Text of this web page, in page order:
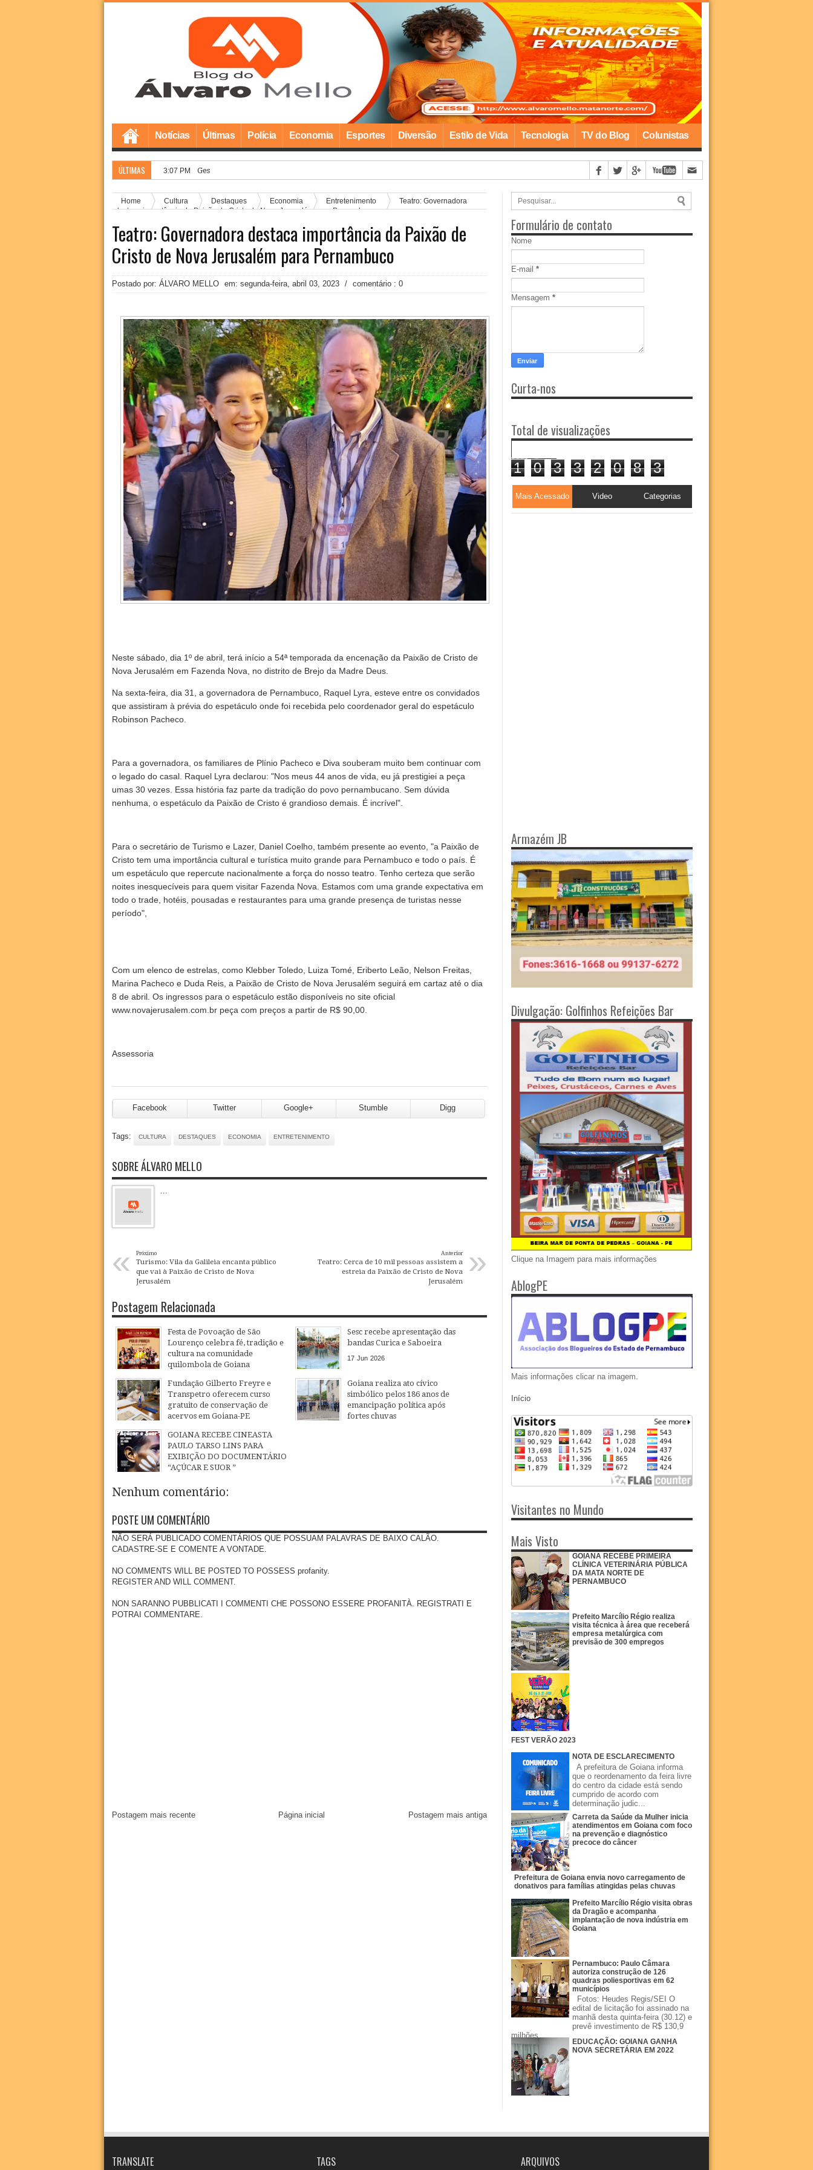
Notícias Últimas Polícia Economia Esportes Diversão Estilo de Vida Tecnologia TV do Blog Colunistas
ÚLTIMAS 3:07 PM Gestão Marcílio inicia construção de nova es
Home Cultura Destaques Economia Entretenimento
Teatro: Governadora
destaca importância da Paixão de Cristo de Nova Jerusalém para Pernambuco
Teatro: Governadora destaca importância da Paixão de
Cristo de Nova Jerusalém para Pernambuco
Postado por: ÁLVARO MELLO em: segunda-feira, abril 03, 2023 / comentário : 0
Neste sábado, dia 1º de abril, terá início a 54ª temporada da encenação da Paixão de Cristo de
Nova Jerusalém em Fazenda Nova, no distrito de Brejo da Madre Deus.
Na sexta-feira, dia 31, a governadora de Pernambuco, Raquel Lyra, esteve entre os convidados
que assistiram à prévia do espetáculo onde foi recebida pelo coordenador geral do espetáculo
Robinson Pacheco.
Para a governadora, os familiares de Plínio Pacheco e Diva souberam muito bem continuar com
o legado do casal. Raquel Lyra declarou: "Nos meus 44 anos de vida, eu já prestigiei a peça
umas 30 vezes. Essa história faz parte da tradição do povo pernambucano. Sem dúvida
nenhuma, o espetáculo da Paixão de Cristo é grandioso demais. É incrível".
Para o secretário de Turismo e Lazer, Daniel Coelho, também presente ao evento, "a Paixão de
Cristo tem uma importância cultural e turística muito grande para Pernambuco e todo o país. É
um espetáculo que repercute nacionalmente a força do nosso teatro. Tenho certeza que serão
noites inesquecíveis para quem visitar Fazenda Nova. Estamos com uma grande expectativa em
todo o trade, hotéis, pousadas e restaurantes para uma grande presença de turistas nesse
período",
Com um elenco de estrelas, como Klebber Toledo, Luiza Tomé, Eriberto Leão, Nelson Freitas,
Marina Pacheco e Duda Reis, a Paixão de Cristo de Nova Jerusalém seguirá em cartaz até o dia
8 de abril. Os ingressos para o espetáculo estão disponíveis no site oficial
www.novajerusalem.com.br peça com preços a partir de R$ 90,00.
Assessoria
Facebook Twitter Google+ Stumble Digg
Tags: CULTURA DESTAQUES ECONOMIA ENTRETENIMENTO
SOBRE ÁLVARO MELLO
...
« Próximo
Turismo: Vila da Galileia encanta público
que vai à Paixão de Cristo de Nova
Jerusalém
»
Anterior
Teatro: Cerca de 10 mil pessoas assistem a
estreia da Paixão de Cristo de Nova
Jerusalém
Postagem Relacionada
Festa de Povoação de São
Lourenço celebra fé, tradição e
cultura na comunidade
quilombola de Goiana
07 Aug 2026
Sesc recebe apresentação das
bandas Curica e Saboeira
17 Jun 2026
Fundação Gilberto Freyre e
Transpetro oferecem curso
gratuito de conservação de
acervos em Goiana-PE
15 Jun 2026
Goiana realiza ato cívico
simbólico pelos 186 anos de
emancipação política após
fortes chuvas
GOIANA RECEBE CINEASTA
PAULO TARSO LINS PARA
EXIBIÇÃO DO DOCUMENTÁRIO
“AÇÚCAR E SUOR ”
Nenhum comentário:
POSTE UM COMENTÁRIO
NÃO SERÁ PUBLICADO COMENTÁRIOS QUE POSSUAM PALAVRAS DE BAIXO CALÃO.
CADASTRE-SE E COMENTE A VONTADE.
NO COMMENTS WILL BE POSTED TO POSSESS profanity.
REGISTER AND WILL COMMENT.
NON SARANNO PUBBLICATI I COMMENTI CHE POSSONO ESSERE PROFANITÀ. REGISTRATI E
POTRAI COMMENTARE.
Postagem mais recente Postagem mais antiga
Página inicial
Formulário de contato
Nome
E-mail *
Mensagem *
Curta-nos
Total de visualizações
1 0 3 3 2 0 8 3
Mais Acessado Video Categorias
Armazém JB
Divulgação: Golfinhos Refeições Bar
Clique na Imagem para mais informações
AblogPE
Mais informações clicar na imagem.
Início
Visitantes no Mundo
Mais Visto
GOIANA RECEBE PRIMEIRA
CLÍNICA VETERINÁRIA PÚBLICA
DA MATA NORTE DE
PERNAMBUCO
Prefeito Marcílio Régio realiza
visita técnica à área que receberá
empresa metalúrgica com
previsão de 300 empregos
FEST VERÃO 2023
NOTA DE ESCLARECIMENTO
A prefeitura de Goiana informa
que o reordenamento da feira livre
do centro da cidade está sendo
cumprido de acordo com
determinação judic...
Carreta da Saúde da Mulher inicia
atendimentos em Goiana com foco
na prevenção e diagnóstico
precoce do câncer
Prefeitura de Goiana envia novo carregamento de
donativos para famílias atingidas pelas chuvas
Prefeito Marcílio Régio visita obras
da Dragão e acompanha
implantação de nova indústria em
Goiana
Pernambuco: Paulo Câmara
autoriza construção de 126
quadras poliesportivas em 62
municípios
Fotos: Heudes Regis/SEI O
edital de licitação foi assinado na
manhã desta quinta-feira (30.12) e
prevê investimento de R$ 130,9
milhões.
EDUCAÇÃO: GOIANA GANHA
NOVA SECRETÁRIA EM 2022
TRANSLATE TAGS ARQUIVOS